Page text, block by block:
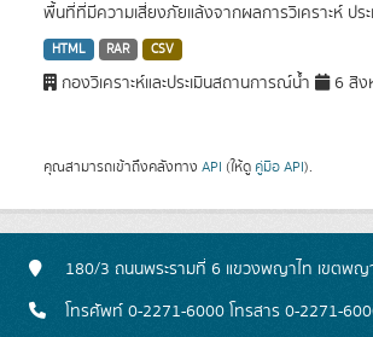
พื้นที่ที่มีความเสี่ยงภัยแล้งจากผลการวิเคราะห์ ปร
HTML RAR CSV
กองวิเคราะห์และประเมินสถานการณ์น้ำ 6 สิง
คุณสามารถเข้าถึงคลังทาง API (ให้ดู คู่มือ API).
180/3 ถนนพระรามที่ 6 แขวงพญาไท เขตพญ
โทรศัพท์ 0-2271-6000 โทรสาร 0-2271-